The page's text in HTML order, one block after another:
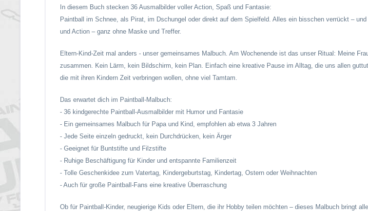
In diesem Buch stecken 36 Ausmalbilder voller Action, Spaß und Fantasie:
Paintball im Schnee, als Pirat, im Dschungel oder direkt auf dem Spielfeld. Alles ein bisschen verrückt –
und Action – ganz ohne Maske und Treffer.
Eltern-Kind-Zeit mal anders - unser gemeinsames Malbuch. Am Wochenende ist das unser Ritual: Meine
zusammen. Kein Lärm, kein Bildschirm, kein Plan. Einfach eine kreative Pause im Alltag, die uns allen
die mit ihren Kindern Zeit verbringen wollen, ohne viel Tamtam.
Das erwartet dich im Paintball-Malbuch:
- 36 kindgerechte Paintball-Ausmalbilder mit Humor und Fantasie
- Ein gemeinsames Malbuch für Papa und Kind, empfohlen ab etwa 3 Jahren
- Jede Seite einzeln gedruckt, kein Durchdrücken, kein Ärger
- Geeignet für Buntstifte und Filzstifte
- Ruhige Beschäftigung für Kinder und entspannte Familienzeit
- Tolle Geschenkidee zum Vatertag, Kindergeburtstag, Kindertag, Ostern oder Weihnachten
- Auch für große Paintball-Fans eine kreative Überraschung
Ob für Paintball-Kinder, neugierige Kids oder Eltern, die ihr Hobby teilen möchten – dieses Malbuch bringt